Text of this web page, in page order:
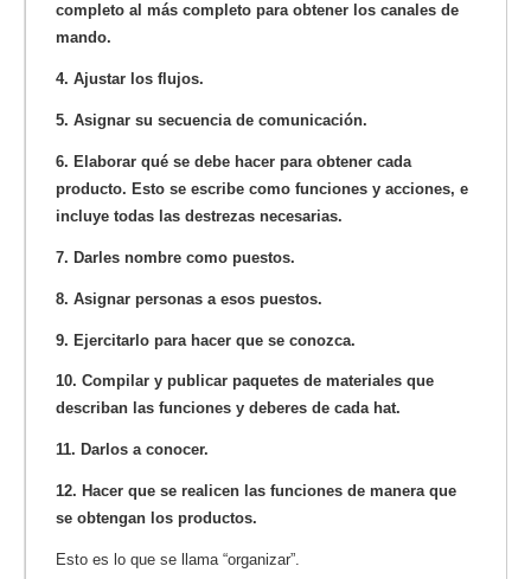
completo al más completo para obtener los canales de
mando.
4. Ajustar los flujos.
5. Asignar su secuencia de comunicación.
6. Elaborar qué se debe hacer para obtener cada
producto. Esto se escribe como funciones y acciones, e
incluye todas las destrezas necesarias.
7. Darles nombre como puestos.
8. Asignar personas a esos puestos.
9. Ejercitarlo para hacer que se conozca.
10. Compilar y publicar paquetes de materiales que
describan las funciones y deberes de cada hat.
11. Darlos a conocer.
12. Hacer que se realicen las funciones de manera que
se obtengan los productos.
Esto es lo que se llama “organizar”.